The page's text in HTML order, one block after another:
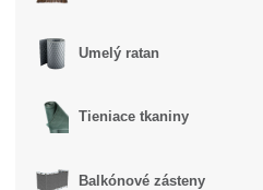
Umelý ratan
Tieniace tkaniny
Balkónové zásteny